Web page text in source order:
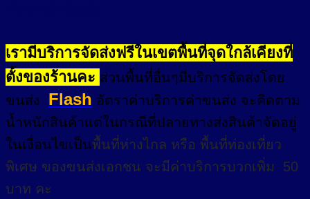
เรามีบริการจัดส่งฟรีในเขตพื้นที่จุดใกล้เคียงที่
ตั้งของร้านคะ ส่วนพื้นที่อื่นๆมีบริการจัดส่งโดย
ขนส่ง Flash อัตราค่าบริการค่าขนส่ง จะคิดตาม
น้ำหนักสินค้าแต่ในกรณีที่ปลายทางส่งสินค้าจัดอยู่
ในเงื่อนไขเป็นพื้นที่ห่างไกล หรือ พื้นที่ท่องเที่ยว
พิเศษ ของขนส่งเอกชน จะมีค่าบริการบวกเพิ่ม 50
บาท คะ